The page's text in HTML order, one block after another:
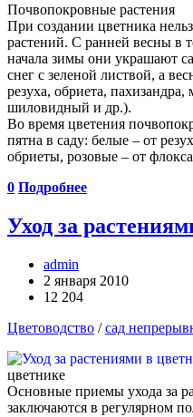
Почвопокровные растения
При создании цветника
растений. С ранней весны в
начала зимы они украшают
снег с зеленой листвой, а
резуха, обриета,
шиловидный и др.).
Во время цветения
пятна в саду: белые – от
обриеты, розовые – от
0 Подробнее
Уход за
admin
2 января 2010
12 204
Цветоводство /сад
цветнике
Основные приемы ухода за
заключаются в регулярном